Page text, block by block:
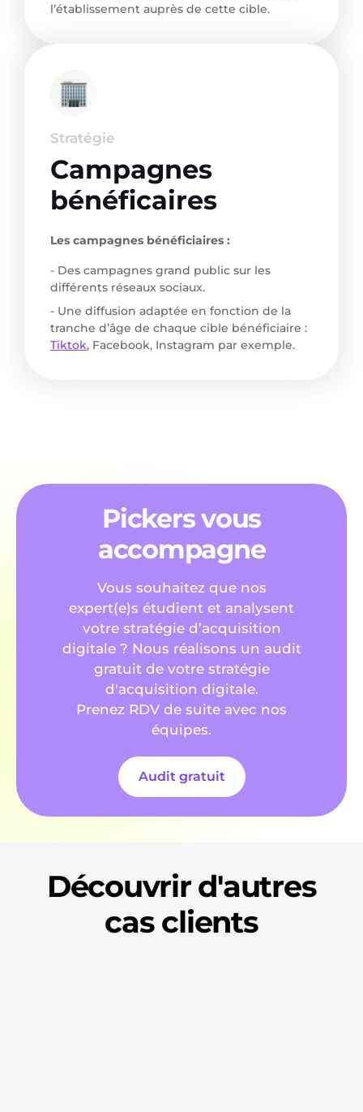
l’établissement auprès de cette cible.
Stratégie
Campagnes
bénéficaires
Les campagnes bénéficiaires :
- Des campagnes grand public sur les
différents réseaux sociaux.
- Une diffusion adaptée en fonction de la
tranche d’âge de chaque cible bénéficiaire :
Tiktok, Facebook, Instagram par exemple.
Pickers vous
accompagne
Vous souhaitez que nos
expert(e)s étudient et analysent
votre stratégie d’acquisition
digitale ? Nous réalisons un audit
gratuit de votre stratégie
d'acquisition digitale.
Prenez RDV de suite avec nos
équipes.
Audit gratuit
Découvrir d'autres
cas clients